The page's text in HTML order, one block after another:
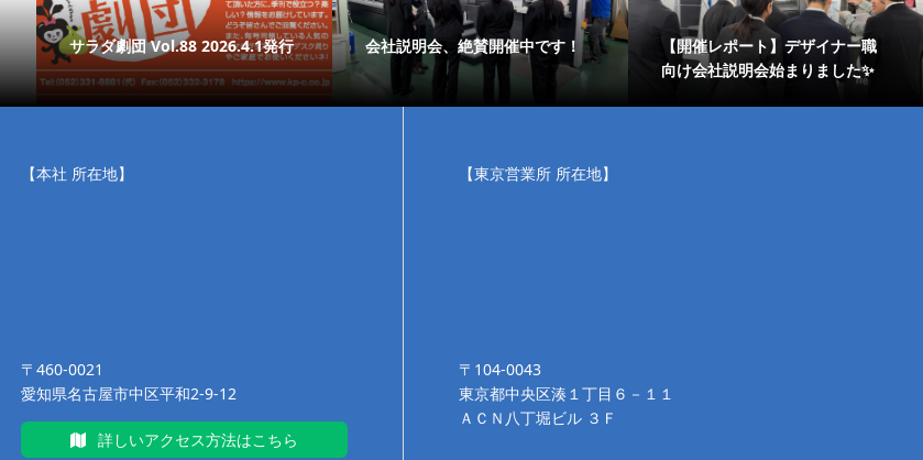
サラダ劇団 Vol.88 2026.4.1発行 会社説明会、絶賛開催中です！
【開催レポート】デザイナー職
向け会社説明会始まりました✨
【本社 所在地】
〒460-0021
愛知県名古屋市中区平和2-9-12
詳しいアクセス方法はこちら
【東京営業所 所在地】
〒104-0043
東京都中央区湊１丁目６－１１
ＡＣＮ八丁堀ビル ３Ｆ